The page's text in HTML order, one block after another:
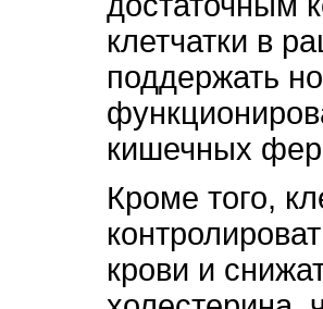
клетчатки в
поддержать
кишечных
Кроме того,
крови и